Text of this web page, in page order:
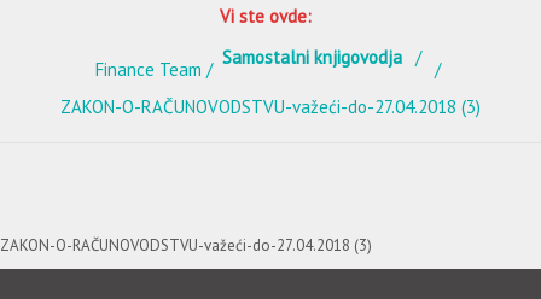
Vi ste ovde:
Finance Team
Samostalni knjigovodja
ZAKON-O-RAČUNOVODSTVU-važeći-do-27.04.2018 (3)
ZAKON-O-RAČUNOVODSTVU-važeći-do-27.04.2018 (3)